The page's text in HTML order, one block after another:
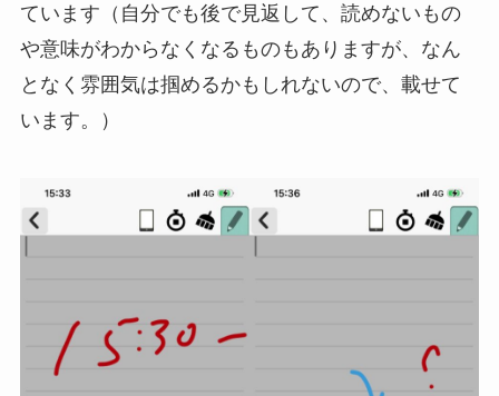
ています（自分でも後で見返して、読めないもの
や意味がわからなくなるものもありますが、なん
となく雰囲気は掴めるかもしれないので、載せて
います。）